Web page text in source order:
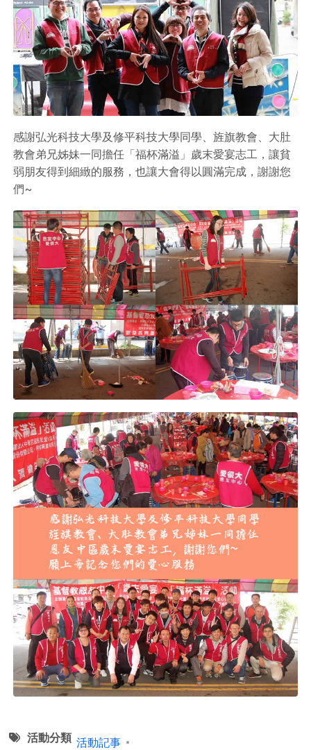
感謝弘光科技大學及修平科技大學同學、旌旗教會、大肚
教會弟兄姊妹一同擔任「福杯滿溢」歲末愛宴志工，讓貧
弱朋友得到細緻的服務，也讓大會得以圓滿完成，謝謝您
們~
活動分類 活動記事